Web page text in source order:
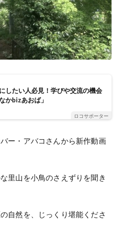
したい人必見！学びや交流の機会
かbizあおば」
ロコサポーター
ー・アバコさんから新作動画
里山を小鳥のさえずりを聞き
自然を、じっくり堪能くださ